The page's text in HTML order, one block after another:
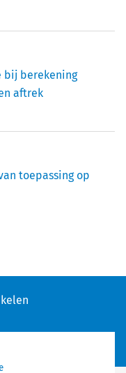
bij berekening
aftrek
toepassing op